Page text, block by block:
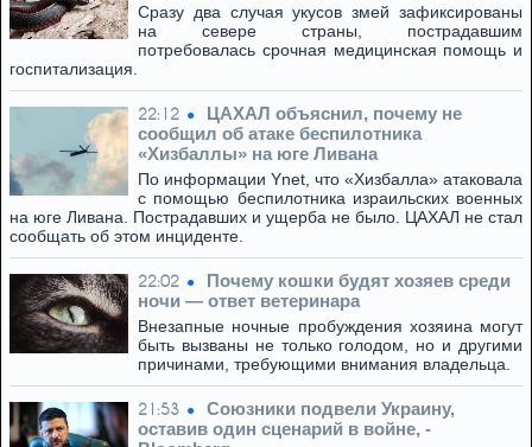
Сразу два случая укусов змей зафиксированы
на севере страны, пострадавшим
потребовалась срочная медицинская помощь и
госпитализация.
22:12
ЦАХАЛ объяснил, почему не
сообщил об атаке беспилотника
«Хизбаллы» на юге Ливана
По информации Ynet, что «Хизбалла» атаковала
с помощью беспилотника израильских военных
на юге Ливана. Пострадавших и ущерба не было. ЦАХАЛ не стал
сообщать об этом инциденте.
22:02
Почему кошки будят хозяев среди
ночи — ответ ветеринара
Внезапные ночные пробуждения хозяина могут
быть вызваны не только голодом, но и другими
причинами, требующими внимания владельца.
21:53
Союзники подвели Украину,
оставив один сценарий в войне, -